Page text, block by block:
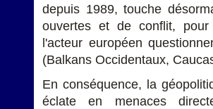
depuis 1989, touche
ouvertes et de conflit,
l'acteur européen
(Balkans Occidentaux,
En conséquence, la
éclate en menaces